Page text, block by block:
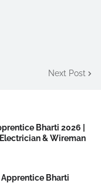
Next Post
Bharti 2026 |
| Electrician & Wireman
Apprentice Bharti